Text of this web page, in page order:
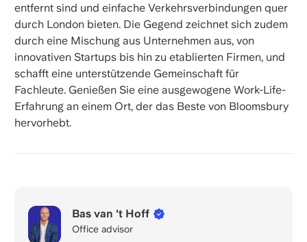
entfernt sind und einfache Verkehrsverbindungen quer
durch London bieten. Die Gegend zeichnet sich zudem
durch eine Mischung aus Unternehmen aus, von
innovativen Startups bis hin zu etablierten Firmen, und
schafft eine unterstützende Gemeinschaft für
Fachleute. Genießen Sie eine ausgewogene Work-Life-
Erfahrung an einem Ort, der das Beste von Bloomsbury
hervorhebt.
Bas van 't Hoff
Office advisor